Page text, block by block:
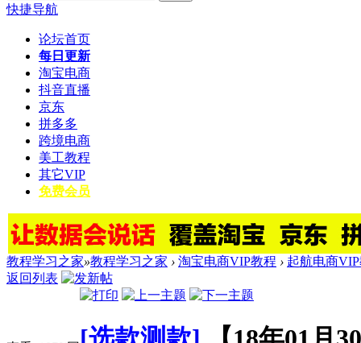
快捷导航
论坛首页
每日更新
淘宝电商
抖音直播
京东
拼多多
跨境电商
美工教程
其它VIP
免费会员
教程学习之家»教程学习之家 › 淘宝电商VIP教程 › 起航电商
返回列表